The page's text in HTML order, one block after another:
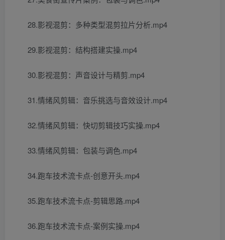
28.影视混剪：多种类型混剪拉片分析.mp4
29.影视混剪：结构搭建实操.mp4
30.影视混剪：声音设计与精剪.mp4
31.情绪风剪辑：音乐挑选与音效设计.mp4
32.情绪风剪辑：快切剪辑技巧实操.mp4
33.情绪风剪辑：包装与调色.mp4
34.跑车技术流卡点-创意开头.mp4
35.跑车技术流卡点-剪辑思路.mp4
36.跑车技术流卡点-案例实操.mp4